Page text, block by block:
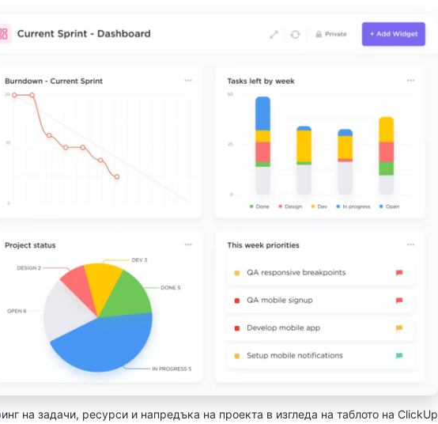
на задачи, ресурси и напредъка на проекта в изгледа на таблото на ClickUp